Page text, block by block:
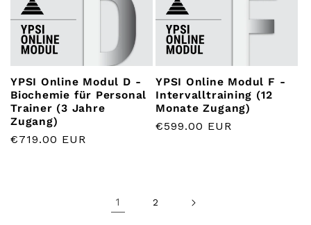
YPSI Online Modul D -
Biochemie für Personal
Trainer (3 Jahre
Zugang)
Normaler
€719.00 EUR
YPSI Online Modul F -
Intervalltraining (12
Monate Zugang)
Normaler
€599.00 EUR
1 2